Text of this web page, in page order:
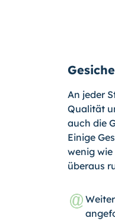
An jeder
Qualität
auch die
Einige
wenig
überaus